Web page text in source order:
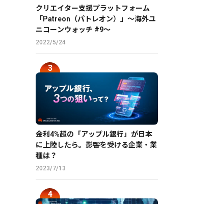
クリエイター支援プラットフォーム
「Patreon（パトレオン）」〜海外ユ
ニコーンウォッチ #9〜
2022/5/24
金利4%超の「アップル銀行」が日本
に上陸したら。影響を受ける企業・業
種は？
2023/7/13